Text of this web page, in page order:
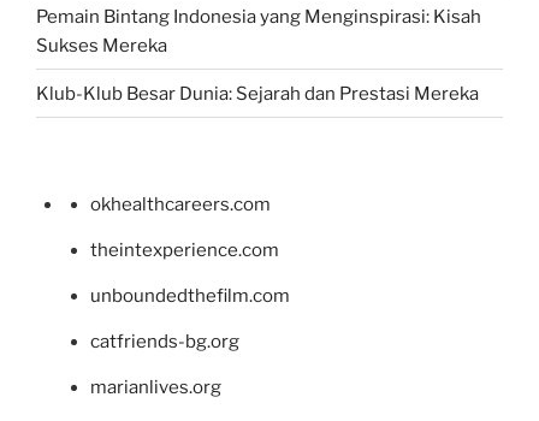
Pemain Bintang Indonesia yang Menginspirasi: Kisah
Sukses Mereka
Klub-Klub Besar Dunia: Sejarah dan Prestasi Mereka
okhealthcareers.com
theintexperience.com
unboundedthefilm.com
catfriends-bg.org
marianlives.org